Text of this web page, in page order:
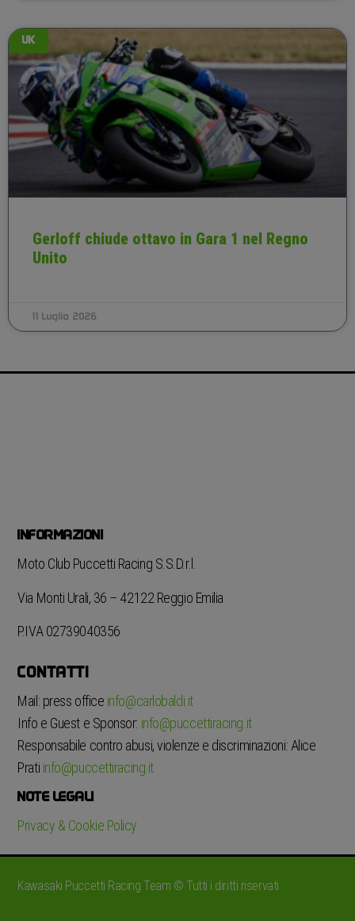
UK
Gerloff chiude ottavo in Gara 1 nel Regno
Unito
11 Luglio 2026
INFORMAZIONI
Moto Club Puccetti Racing S.S.D.r.l.
Via Monti Urali, 36 – 42122 Reggio Emilia
P.IVA 02739040356
CONTATTI
Mail: press office info@carlobaldi.it
Info e Guest e Sponsor: info@puccettiracing.it
Responsabile contro abusi, violenze e discriminazioni: Alice
Prati info@puccettiracing.it
NOTE LEGALI
Privacy & Cookie Policy
Kawasaki Puccetti Racing Team © Tutti i diritti riservati